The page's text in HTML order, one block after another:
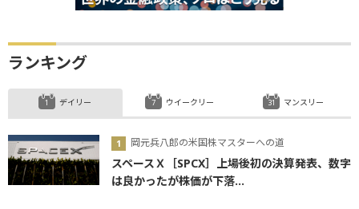
ランキング
デイリー
岡元兵八郎の米国株マスターへの道
スペースＸ［SPCX］上場後初の決算発表、数字
は良かったが株価が下落...
ウイークリー マンスリー